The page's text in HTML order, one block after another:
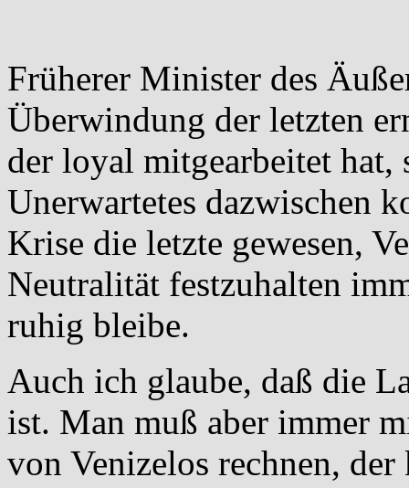
Früherer Minister des
Überwindung der letzten
der loyal mitgearbeitet hat,
Unerwartetes dazwischen
Krise die letzte gewesen,
Neutralität festzuhalten
ruhig bleibe.
Auch ich glaube, daß die
ist. Man muß aber immer
von Venizelos rechnen,